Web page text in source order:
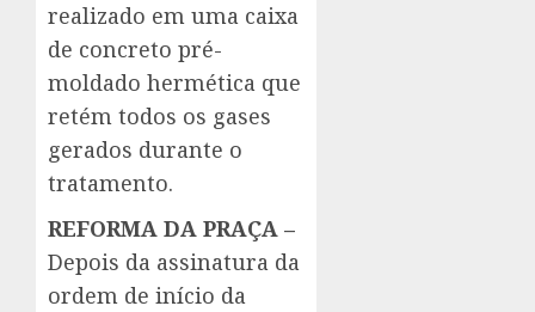
realizado em uma caixa
de concreto pré-
moldado hermética que
retém todos os gases
gerados durante o
tratamento.
REFORMA DA PRAÇA –
Depois da assinatura da
ordem de início da